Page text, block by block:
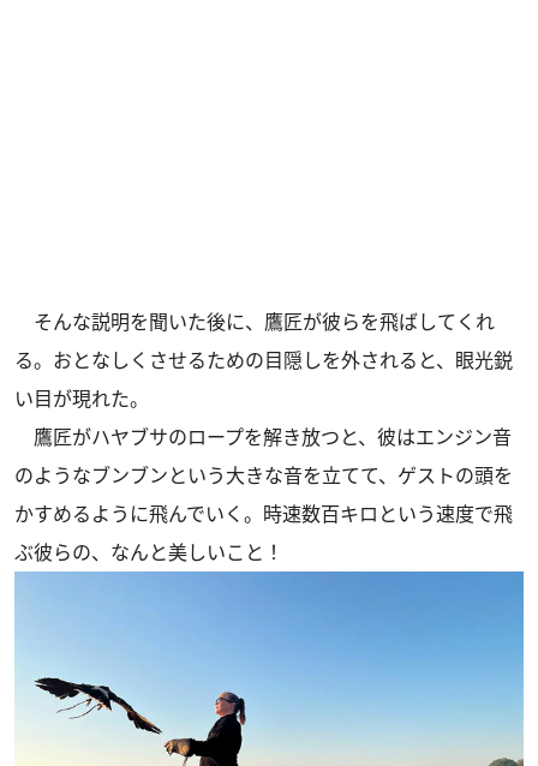
そんな説明を聞いた後に、鷹匠が彼らを飛ばしてくれ
る。おとなしくさせるための目隠しを外されると、眼光鋭
い目が現れた。
鷹匠がハヤブサのロープを解き放つと、彼はエンジン音
のようなブンブンという大きな音を立てて、ゲストの頭を
かすめるように飛んでいく。時速数百キロという速度で飛
ぶ彼らの、なんと美しいこと！